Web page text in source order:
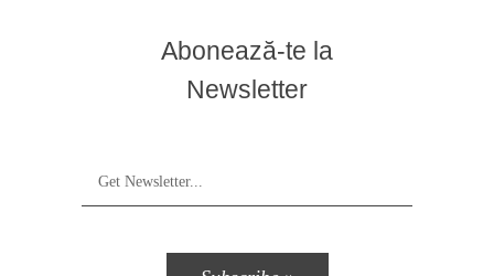
Abonează-te la
Newsletter